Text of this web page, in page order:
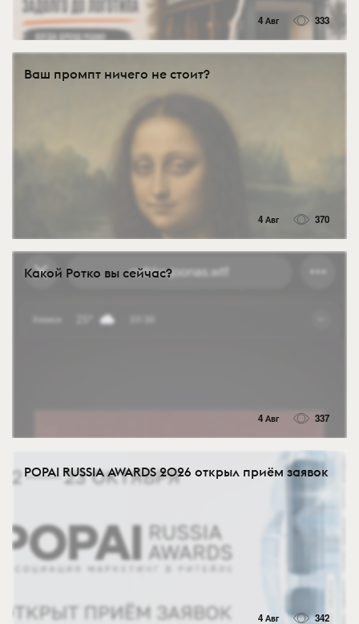
4 Авг 333
Ваш промпт ничего не стоит?
4 Авг 370
Какой Ротко вы сейчас?
4 Авг 337
POPAI RUSSIA AWARDS 2026 открыл приём заявок
4 Авг 342